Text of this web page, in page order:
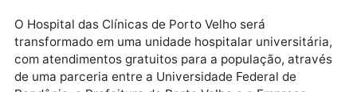
O Hospital das Clínicas de Porto Velho será